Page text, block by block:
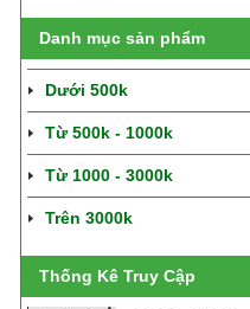
Danh mục sản phẩm
Dưới 500k
Từ 500k - 1000k
Từ 1000 - 3000k
Trên 3000k
Thống Kê Truy Cập